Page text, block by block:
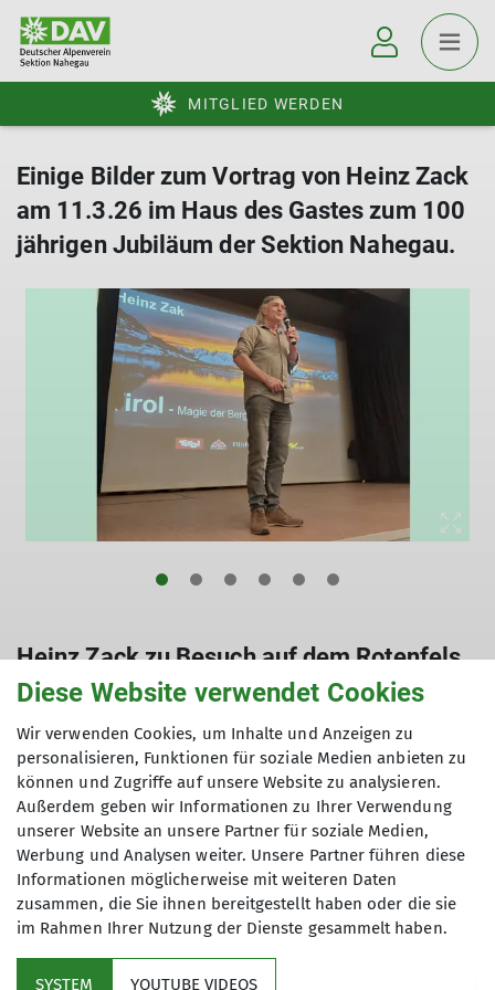
MITGLIED WERDEN
Einige Bilder zum Vortrag von Heinz Zack
am 11.3.26 im Haus des Gastes zum 100
jährigen Jubiläum der Sektion Nahegau.
Heinz Zack zu Besuch auf dem Rotenfels
Diese Website verwendet Cookies
Wir verwenden Cookies, um Inhalte und Anzeigen zu
personalisieren, Funktionen für soziale Medien anbieten zu
können und Zugriffe auf unsere Website zu analysieren.
Außerdem geben wir Informationen zu Ihrer Verwendung
unserer Website an unsere Partner für soziale Medien,
Werbung und Analysen weiter. Unsere Partner führen diese
Informationen möglicherweise mit weiteren Daten
zusammen, die Sie ihnen bereitgestellt haben oder die sie
im Rahmen Ihrer Nutzung der Dienste gesammelt haben.
SYSTEM YOUTUBE VIDEOS